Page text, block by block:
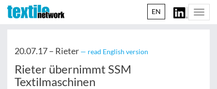
EN
20.07.17 – Rieter — read English version
Rieter übernimmt SSM
Textilmaschinen